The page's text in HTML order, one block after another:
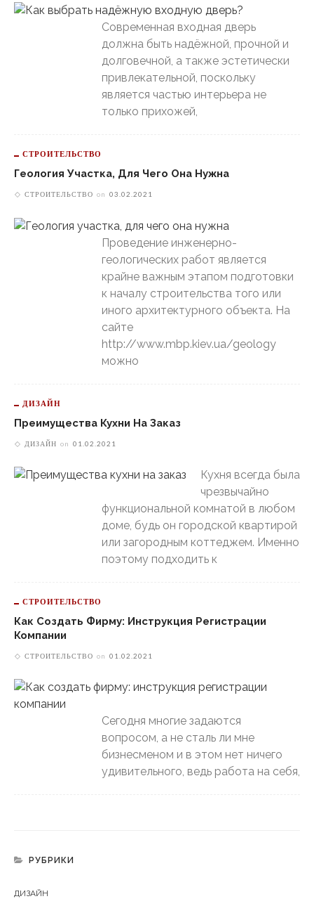
Современная входная дверь
должна быть надёжной, прочной и
долговечной, а также эстетически
привлекательной, поскольку
является частью интерьера не
только прихожей,
СТРОИТЕЛЬСТВО
Геология Участка, Для Чего Она Нужна
СТРОИТЕЛЬСТВО on 03.02.2021
Проведение инженерно-
геологических работ является
крайне важным этапом подготовки
к началу строительства того или
иного архитектурного объекта. На
сайте
http://www.mbp.kiev.ua/geology
можно
ДИЗАЙН
Преимущества Кухни На Заказ
ДИЗАЙН on 01.02.2021
Кухня всегда была
чрезвычайно
функциональной комнатой в любом
доме, будь он городской квартирой
или загородным коттеджем. Именно
поэтому подходить к
СТРОИТЕЛЬСТВО
Как Создать Фирму: Инструкция Регистрации
Компании
СТРОИТЕЛЬСТВО on 01.02.2021
Сегодня многие задаются
вопросом, а не сталь ли мне
бизнесменом и в этом нет ничего
удивительного, ведь работа на себя,
РУБРИКИ
ДИЗАЙН